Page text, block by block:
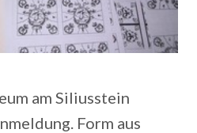
am Siliusstein
Form aus